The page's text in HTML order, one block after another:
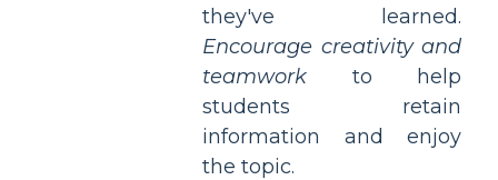
they've learned.
Encourage creativity and
teamwork to help
students retain
information and enjoy
the topic.